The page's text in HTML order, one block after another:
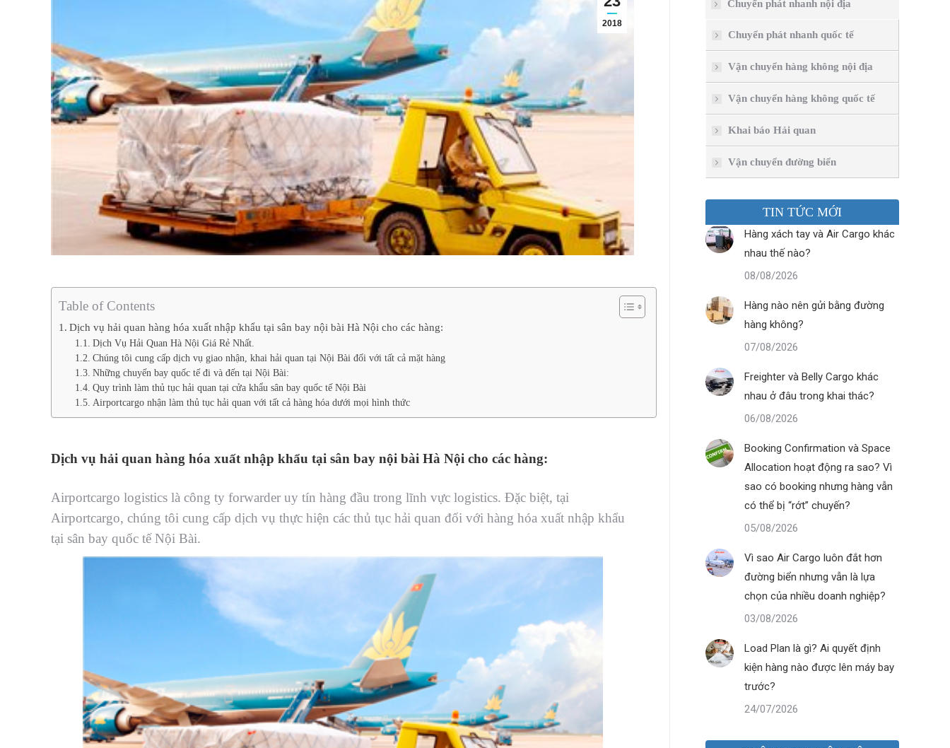
2018
Table of Contents
Dịch vụ hải quan hàng hóa xuất nhập khẩu tại sân bay nội bài Hà Nội cho các hàng:
Dịch Vụ Hải Quan Hà Nội Giá Rẻ Nhất.
Chúng tôi cung cấp dịch vụ giao nhận, khai hải quan tại Nội Bài đối với tất cả mặt hàng
Những chuyến bay quốc tế đi và đến tại Nội Bài:
Quy trình làm thủ tục hải quan tại cửa khẩu sân bay quốc tế Nội Bài
Airportcargo nhận làm thủ tục hải quan với tất cả hàng hóa dưới mọi hình thức
Dịch vụ hải quan hàng hóa xuất nhập khẩu tại sân bay nội bài Hà Nội cho các hàng:
Airportcargo logistics là công ty forwarder uy tín hàng đầu trong lĩnh vực logistics. Đặc biệt, tại
Airportcargo, chúng tôi cung cấp dịch vụ thực hiện các thủ tục hải quan đối với hàng hóa xuất nhập khẩu
tại sân bay quốc tế Nội Bài.
Chuyển phát nhanh nội địa
Chuyển phát nhanh quốc tế
Vận chuyển hàng không nội địa
Vận chuyển hàng không quốc tế
Khai báo Hải quan
Vận chuyển đường biển
TIN TỨC MỚI
Hàng xách tay và Air Cargo khác
nhau thế nào?
08/08/2026
Hàng nào nên gửi bằng đường
hàng không?
07/08/2026
Freighter và Belly Cargo khác
nhau ở đâu trong khai thác?
06/08/2026
Booking Confirmation và Space
Allocation hoạt động ra sao? Vì
sao có booking nhưng hàng vẫn
có thể bị “rớt” chuyến?
05/08/2026
Vì sao Air Cargo luôn đắt hơn
đường biển nhưng vẫn là lựa
chọn của nhiều doanh nghiệp?
03/08/2026
Load Plan là gì? Ai quyết định
kiện hàng nào được lên máy bay
trước?
24/07/2026